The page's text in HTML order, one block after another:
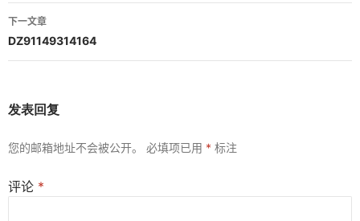
导
航
下一文章
DZ91149314164
发表回复
您的邮箱地址不会被公开。 必填项已用 * 标注
评论 *